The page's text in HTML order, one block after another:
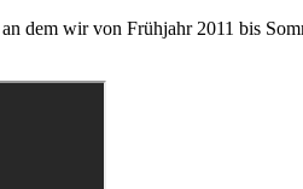
dem wir von Frühjahr 2011 bis